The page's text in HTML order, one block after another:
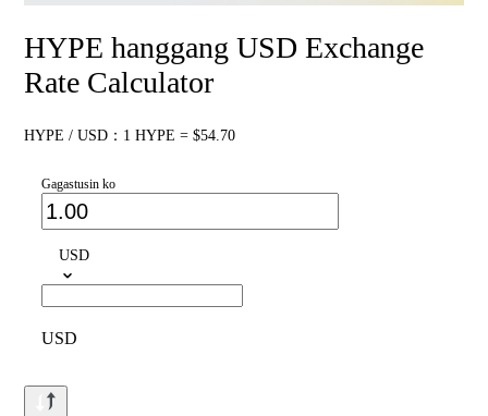
HYPE hanggang USD Exchange
Rate Calculator
HYPE / USD：1 HYPE = $54.70
Gagastusin ko
USD
USD